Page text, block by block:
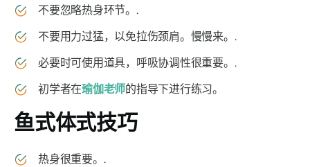
不要忽略热身环节。.
不要用力过猛，以免拉伤颈肩。慢慢来。.
必要时可使用道具，呼吸协调性很重要。.
初学者在瑜伽老师的指导下进行练习。
鱼式体式技巧
热身很重要。.